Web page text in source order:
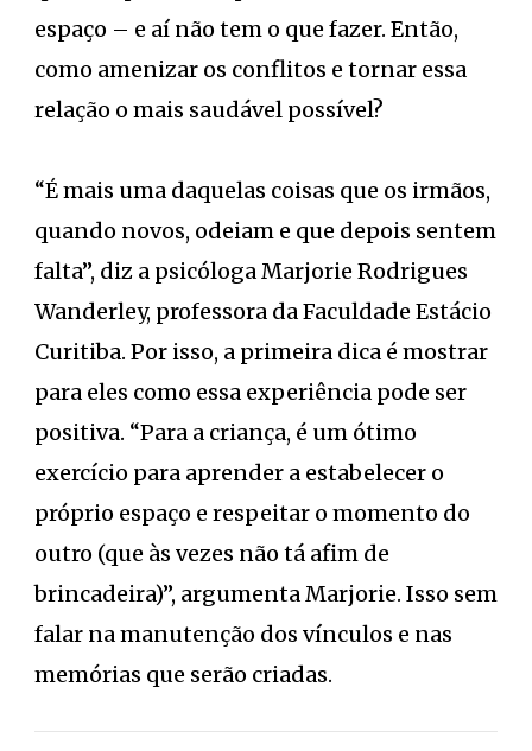
espaço – e aí não tem o que fazer. Então,
como amenizar os conflitos e tornar essa
relação o mais saudável possível?
“É mais uma daquelas coisas que os irmãos,
quando novos, odeiam e que depois sentem
falta”, diz a psicóloga Marjorie Rodrigues
Wanderley, professora da Faculdade Estácio
Curitiba. Por isso, a primeira dica é mostrar
para eles como essa experiência pode ser
positiva. “Para a criança, é um ótimo
exercício para aprender a estabelecer o
próprio espaço e respeitar o momento do
outro (que às vezes não tá afim de
brincadeira)”, argumenta Marjorie. Isso sem
falar na manutenção dos vínculos e nas
memórias que serão criadas.